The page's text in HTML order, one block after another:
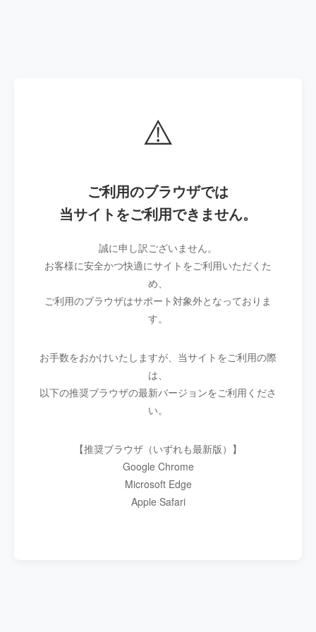
⚠️
ご利用のブラウザでは
当サイトをご利用できません。
誠に申し訳ございません。
お客様に安全かつ快適にサイトをご利用いただくた
め、
ご利用のブラウザはサポート対象外となっておりま
す。
お手数をおかけいたしますが、当サイトをご利用の際
は、
以下の推奨ブラウザの最新バージョンをご利用くださ
い。
【推奨ブラウザ（いずれも最新版）】
Google Chrome
Microsoft Edge
Apple Safari